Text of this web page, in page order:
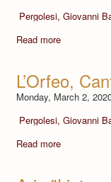
Pergolesi, Giovanni
Read more
L’Orfeo,
Monday, March 2,
Pergolesi, Giovanni
Read more